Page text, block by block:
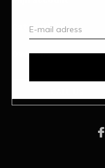
Categorieën
Over ons